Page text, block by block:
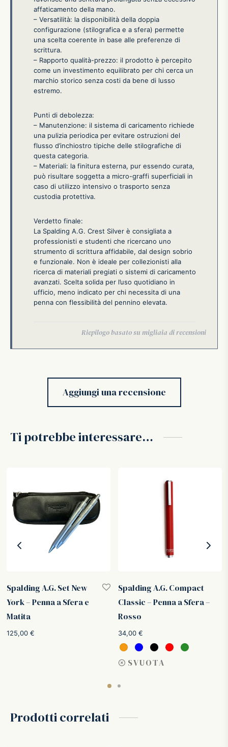
affaticamento della mano.
– Versatilità: la disponibilità della doppia
configurazione (stilografica e a sfera) permette
una scelta coerente in base alle preferenze di
scrittura.
– Rapporto qualità-prezzo: il prodotto è percepito
come un investimento equilibrato per chi cerca un
marchio storico senza costi da bene di lusso
estremo.
Punti di debolezza:
– Manutenzione: il sistema di caricamento richiede
una pulizia periodica per evitare ostruzioni del
flusso d’inchiostro tipiche delle stilografiche di
questa categoria.
– Materiali: la finitura esterna, pur essendo curata,
può risultare soggetta a micro-graffi superficiali in
caso di utilizzo intensivo o trasporto senza
custodia protettiva.
Verdetto finale:
La Spalding A.G. Crest Silver è consigliata a
professionisti e studenti che ricercano uno
strumento di scrittura affidabile, dal design sobrio
e funzionale. Non è ideale per collezionisti alla
ricerca di materiali pregiati o sistemi di caricamento
avanzati. Scelta solida per l’uso quotidiano in
ufficio, meno indicato per chi necessita di una
penna con flessibilità del pennino elevata.
Aggiungi una recensione
Ti potrebbe interessare…
Spalding A.G. Set New
York – Penna a Sfera e
Matita
125,00 €
Spalding A.G. Compact
Classic – Penna a Sfera –
Rosso
34,00 €
SVUOTA
Prodotti correlati